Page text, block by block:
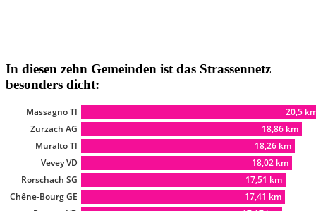
In diesen zehn Gemeinden ist das Strassennetz
besonders dicht: